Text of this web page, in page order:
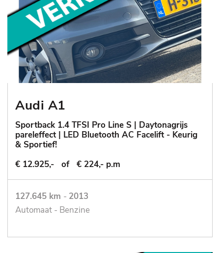
Audi A1
Sportback 1.4 TFSI Pro Line S | Daytonagrijs
pareleffect | LED Bluetooth AC Facelift - Keurig
& Sportief!
€ 12.925,-
of € 224,- p.m
127.645 km - 2013
Automaat - Benzine